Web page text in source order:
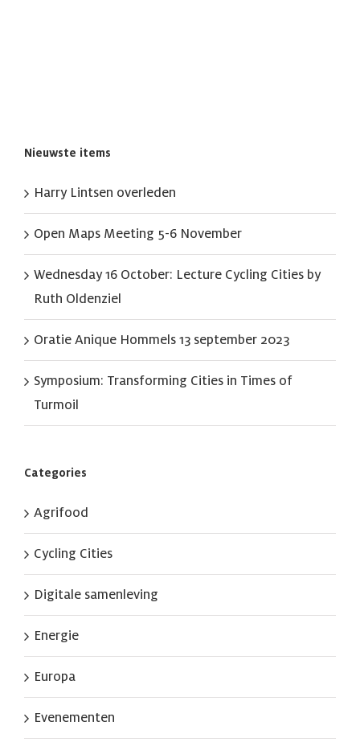
Nieuwste items
Harry Lintsen overleden
Open Maps Meeting 5-6 November
Wednesday 16 October: Lecture Cycling Cities by
Ruth Oldenziel
Oratie Anique Hommels 13 september 2023
Symposium: Transforming Cities in Times of
Turmoil
Categories
Agrifood
Cycling Cities
Digitale samenleving
Energie
Europa
Evenementen